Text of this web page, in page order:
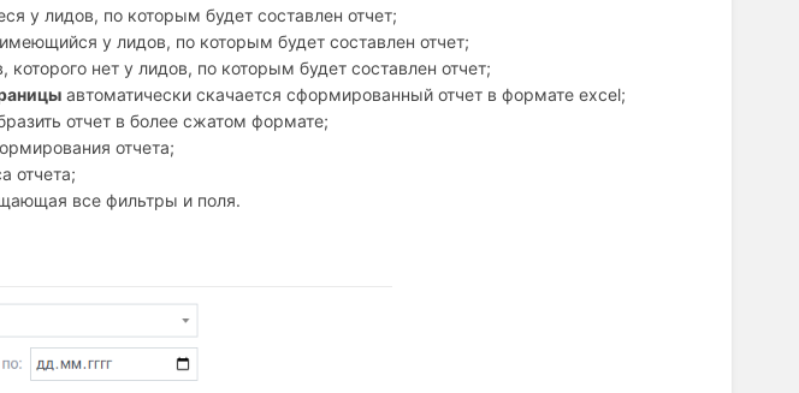
у лидов, по которым будет составлен отчет;
у лидов, по которым будет составлен отчет;
которого нет у лидов, по которым будет составлен отчет;
автоматически скачается сформированный отчет в формате excel;
отчет в более сжатом формате;
отчета;
отчета;
все фильтры и поля.